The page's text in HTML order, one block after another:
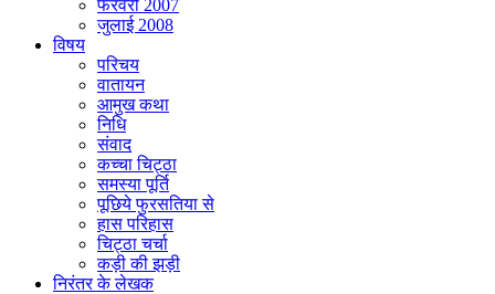
फरवरी 2007
जुलाई 2008
विषय
परिचय
वातायन
आमुख कथा
निधि
संवाद
कच्चा चिट्ठा
समस्या पूर्ति
पूछिये फुरसतिया से
हास परिहास
चिट्ठा चर्चा
कड़ी की झड़ी
निरंतर के लेखक